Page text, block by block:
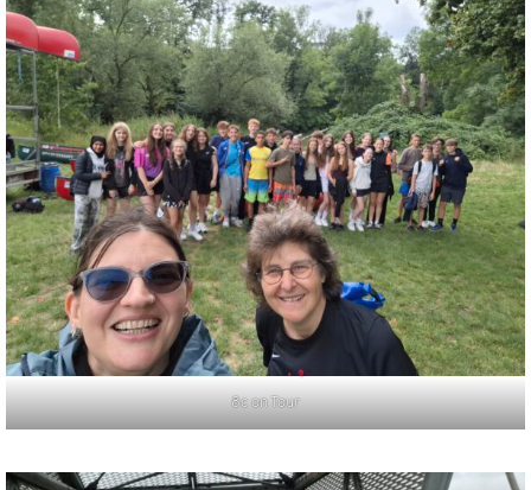
8c on Tour